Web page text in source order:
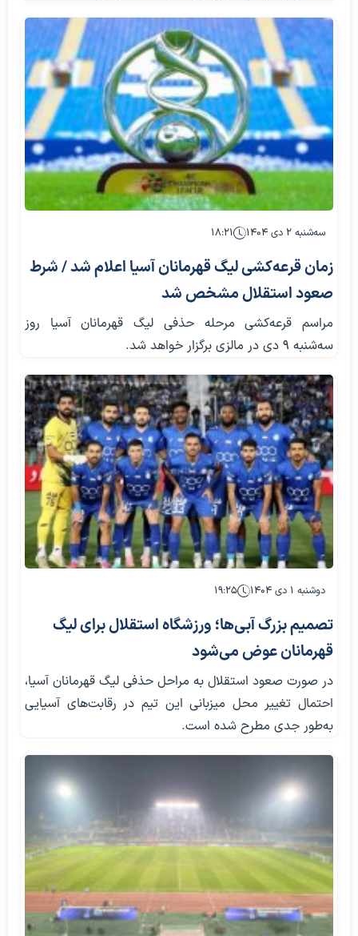
سه‌شنبه ۲ دی ۱۴۰۴ ۱۸:۲۱
زمان قرعه‌کشی لیگ قهرمانان آسیا اعلام شد / شرط
صعود استقلال مشخص شد
مراسم قرعه‌کشی مرحله حذفی لیگ قهرمانان آسیا روز
سه‌شنبه ۹ دی در مالزی برگزار خواهد شد.
دوشنبه ۱ دی ۱۴۰۴ ۱۹:۲۵
تصمیم بزرگ آبی‌ها؛ ورزشگاه استقلال برای لیگ
قهرمانان عوض می‌شود
در صورت صعود استقلال به مراحل حذفی لیگ قهرمانان آسیا،
احتمال تغییر محل میزبانی این تیم در رقابت‌های آسیایی
به‌طور جدی مطرح شده است.